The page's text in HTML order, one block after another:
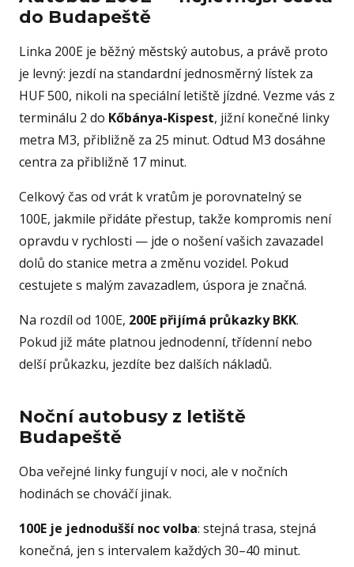
do Budapeště
Linka 200E je běžný městský autobus, a právě proto
je levný: jezdí na standardní jednosměrný lístek za
HUF 500, nikoli na speciální letiště jízdné. Vezme vás z
terminálu 2 do Kőbánya-Kispest, jižní konečné linky
metra M3, přibližně za 25 minut. Odtud M3 dosáhne
centra za přibližně 17 minut.
Celkový čas od vrát k vratům je porovnatelný se
100E, jakmile přidáte přestup, takže kompromis není
opravdu v rychlosti — jde o nošení vašich zavazadel
dolů do stanice metra a změnu vozidel. Pokud
cestujete s malým zavazadlem, úspora je značná.
Na rozdíl od 100E, 200E přijímá průkazky BKK.
Pokud již máte platnou jednodenní, třídenní nebo
delší průkazku, jezdíte bez dalších nákladů.
Noční autobusy z letiště
Budapeště
Oba veřejné linky fungují v noci, ale v nočních
hodinách se chováčí jinak.
100E je jednodušší noc volba: stejná trasa, stejná
konečná, jen s intervalem každých 30–40 minut.